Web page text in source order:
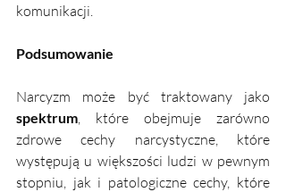
komunikacji.
Podsumowanie
spektrum , które obejmuje zarówno
zdrowe cechy narcystyczne, które
występują u większości ludzi w pewnym
stopniu, jak i patologiczne cechy, które